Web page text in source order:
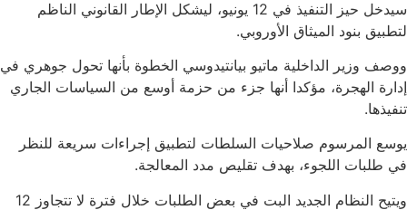
سيدخل حيز التنفيذ في 12 يونيو، ليشكل الإطار القانوني الناظم
لتطبيق بنود الميثاق الأوروبي.
ووصف وزير الداخلية ماتيو بيانتيدوسي الخطوة بأنها تحول جوهري في
إدارة الهجرة، مؤكدا أنها جزء من حزمة أوسع من السياسات الجاري
تنفيذها.
يوسع المرسوم صلاحيات السلطات لتطبيق إجراءات سريعة للنظر
في طلبات اللجوء، بهدف تقليص مدد المعالجة.
ويتيح النظام الجديد البت في بعض الطلبات خلال فترة لا تتجاوز 12